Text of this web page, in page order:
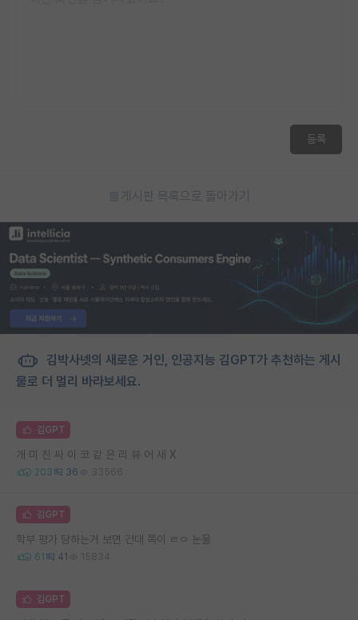
등록
게시판 목록으로 돌아가기
김박사넷의 새로운 거인, 인공지능 김GPT가 추천하는 게시
물로 더 멀리 바라보세요.
김GPT
개 미 친 싸 이 코 같 은 리 뷰 어 새 X
203 36 33566
김GPT
학부 평가 당하는거 보면 건대 쪽이 ㄹㅇ 눈물
61 41 15834
김GPT